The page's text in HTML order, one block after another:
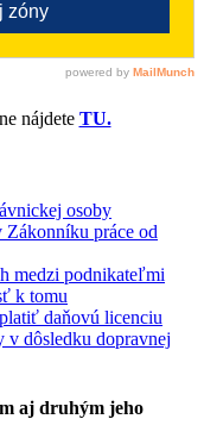
nájdete TU.
osoby
Zákonníku práce od
medzi podnikateľmi
k tomu
daňovú licenciu
v dôsledku dopravnej
aj druhým jeho